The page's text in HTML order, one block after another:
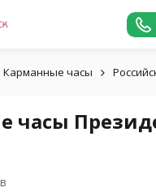
Карманные часы
часы